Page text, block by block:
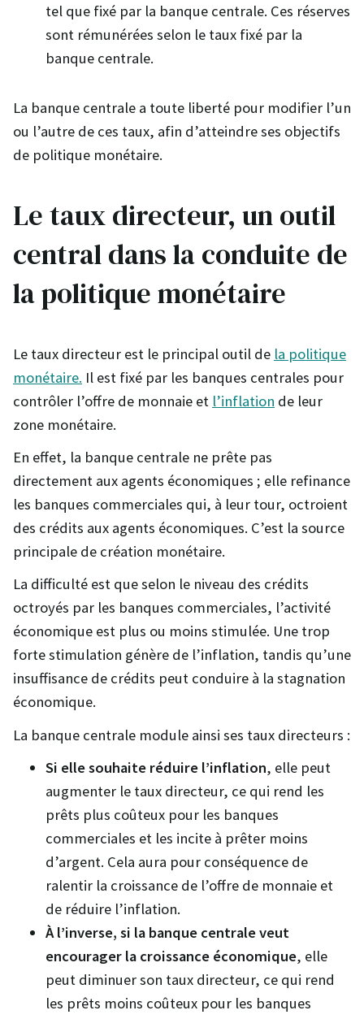
tel que fixé par la banque centrale. Ces réserves
sont rémunérées selon le taux fixé par la
banque centrale.
La banque centrale a toute liberté pour modifier l’un
ou l’autre de ces taux, afin d’atteindre ses objectifs
de politique monétaire.
Le taux directeur, un outil
central dans la conduite de
la politique monétaire
Le taux directeur est le principal outil de la politique
monétaire. Il est fixé par les banques centrales pour
contrôler l’offre de monnaie et l’inflation de leur
zone monétaire.
En effet, la banque centrale ne prête pas
directement aux agents économiques ; elle refinance
les banques commerciales qui, à leur tour, octroient
des crédits aux agents économiques. C’est la source
principale de création monétaire.
La difficulté est que selon le niveau des crédits
octroyés par les banques commerciales, l’activité
économique est plus ou moins stimulée. Une trop
forte stimulation génère de l’inflation, tandis qu’une
insuffisance de crédits peut conduire à la stagnation
économique.
La banque centrale module ainsi ses taux directeurs :
Si elle souhaite réduire l’inflation, elle peut
augmenter le taux directeur, ce qui rend les
prêts plus coûteux pour les banques
commerciales et les incite à prêter moins
d’argent. Cela aura pour conséquence de
ralentir la croissance de l’offre de monnaie et
de réduire l’inflation.
À l’inverse, si la banque centrale veut
encourager la croissance économique, elle
peut diminuer son taux directeur, ce qui rend
les prêts moins coûteux pour les banques